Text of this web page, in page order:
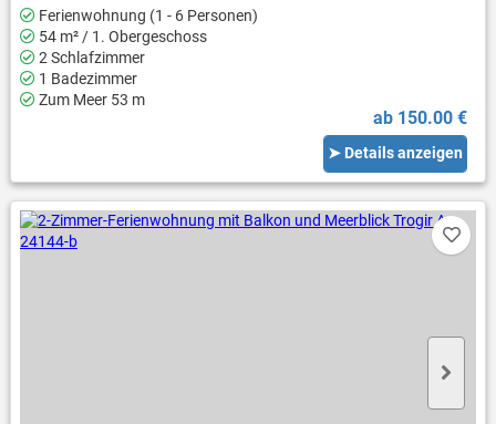
Ferienwohnung (1 - 6 Personen)
54 m² / 1. Obergeschoss
2 Schlafzimmer
1 Badezimmer
Zum Meer 53 m
ab 150.00 €
➤ Details anzeigen